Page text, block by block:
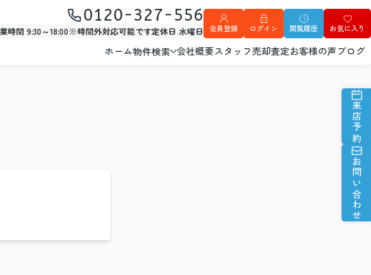
0120-327-556
時間 9:30～18:00※時間外対応可能です定休日 水曜日 会員登録 ログイン 閲覧履歴 お気に入り
ホーム物件検索 会社概要スタッフ売却査定お客様の声ブログ
来店予約
お問い合わせ